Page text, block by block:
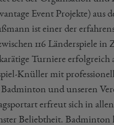
Event Projekte) aus
ist einer der
116 Länderspiele
Turniere erfolgreich
Knüller mit
und unseren
erfreut sich in
Beliebtheit.